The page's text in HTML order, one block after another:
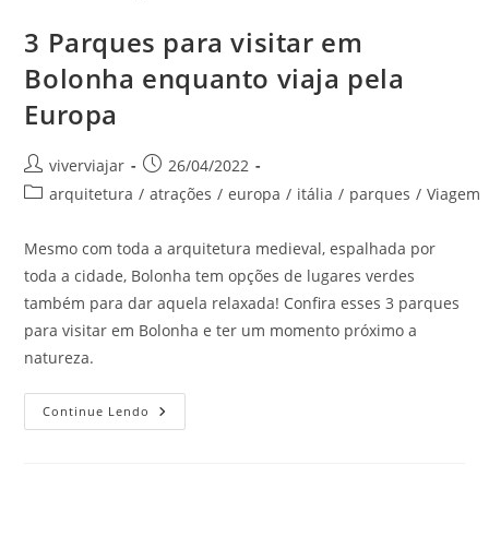
3 Parques para visitar em
Bolonha enquanto viaja pela
Europa
Autor
do
viverviajar
Post
publicado:
26/04/2022
Categoria
post:
arquitetura / atrações / europa / itália / parques / Viagem
Mesmo com toda a arquitetura medieval, espalhada por
toda a cidade, Bolonha tem opções de lugares verdes
também para dar aquela relaxada! Confira esses 3 parques
para visitar em Bolonha e ter um momento próximo a
natureza.
Continue Lendo
Parques